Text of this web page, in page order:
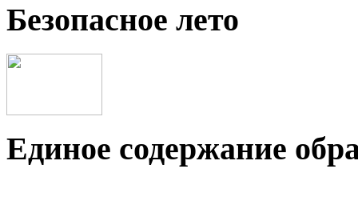
Безопасное лето
Единое содержание